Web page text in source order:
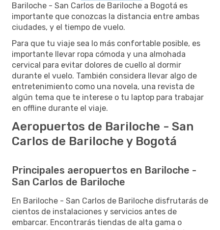
Bariloche - San Carlos de Bariloche a Bogotá es
importante que conozcas la distancia entre ambas
ciudades, y el tiempo de vuelo.
Para que tu viaje sea lo más confortable posible, es
importante llevar ropa cómoda y una almohada
cervical para evitar dolores de cuello al dormir
durante el vuelo. También considera llevar algo de
entretenimiento como una novela, una revista de
algún tema que te interese o tu laptop para trabajar
en offline durante el viaje.
Aeropuertos de Bariloche - San
Carlos de Bariloche y Bogotá
Principales aeropuertos en Bariloche -
San Carlos de Bariloche
En Bariloche - San Carlos de Bariloche disfrutarás de
cientos de instalaciones y servicios antes de
embarcar. Encontrarás tiendas de alta gama o